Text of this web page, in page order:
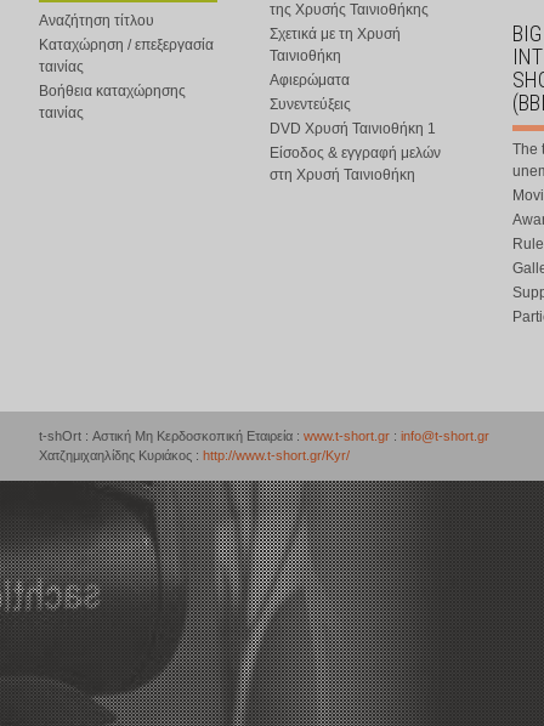
Αναζήτηση τίτλου
Καταχώρηση / επεξεργασία
ταινίας
Βοήθεια καταχώρησης
ταινίας
της Χρυσής Ταινιοθήκης
Σχετικά με τη Χρυσή
Ταινιοθήκη
Αφιερώματα
Συνεντεύξεις
DVD Χρυσή Ταινιοθήκη 1
Είσοδος & εγγραφή μελών
στη Χρυσή Ταινιοθήκη
The
t-shOrt : Αστική Μη Κερδοσκοπική Εταιρεία : www.t-short.gr : info@t-short.gr
Χατζημιχαηλίδης Κυριάκος : http://www.t-short.gr/Kyr/